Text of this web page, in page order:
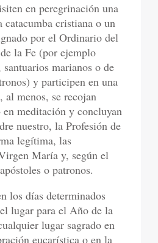
en peregrinación una
catacumba cristiana o un
por el Ordinario del
la Fe (por ejemplo
marianos o de
y participen en una
al menos, se recojan
meditación y concluyan
nuestro, la Profesión de
legítima, las
María y, según el
o patronos.
los días determinados
lugar para el Año de la
lugar sagrado en
eucarística o en la